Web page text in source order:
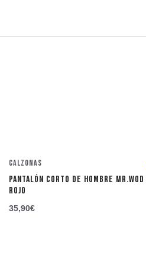
Calzonas
PANTALÓN CORTO DE HOMBRE
ROJO
35,90€